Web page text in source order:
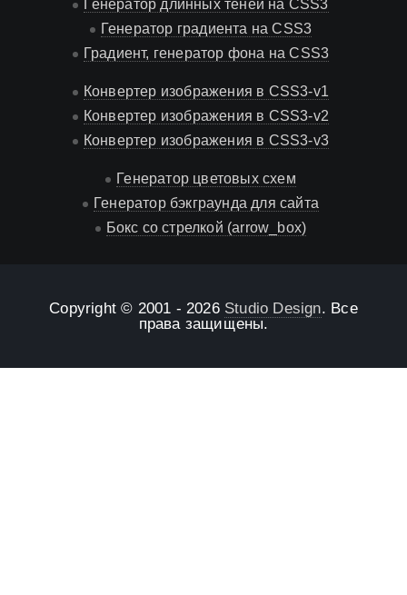
Генератор длинных теней на CSS3
Генератор градиента на CSS3
Градиент, генератор фона на CSS3
Конвертер изображения в CSS3-v1
Конвертер изображения в CSS3-v2
Конвертер изображения в CSS3-v3
Генератор цветовых схем
Генератор бэкграунда для сайта
Бокс со стрелкой (arrow_box)
Copyright © 2001 - 2026 Studio Design. Все
права защищены.